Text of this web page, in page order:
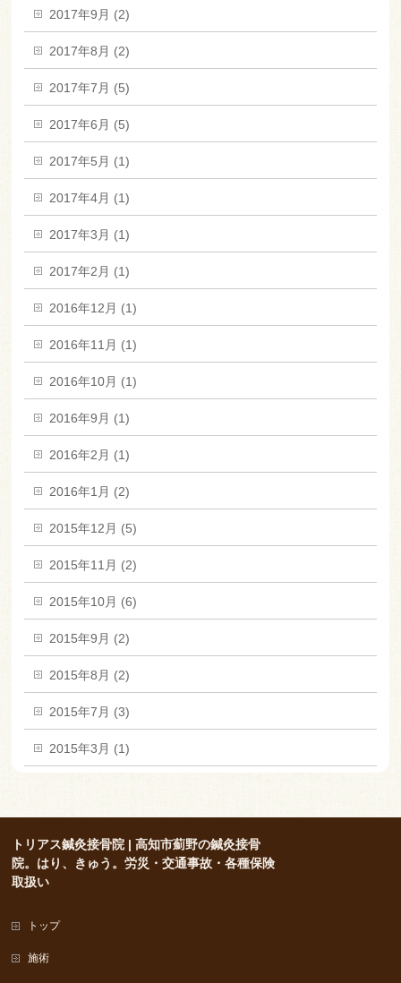
2017年9月 (2)
2017年8月 (2)
2017年7月 (5)
2017年6月 (5)
2017年5月 (1)
2017年4月 (1)
2017年3月 (1)
2017年2月 (1)
2016年12月 (1)
2016年11月 (1)
2016年10月 (1)
2016年9月 (1)
2016年2月 (1)
2016年1月 (2)
2015年12月 (5)
2015年11月 (2)
2015年10月 (6)
2015年9月 (2)
2015年8月 (2)
2015年7月 (3)
2015年3月 (1)
トリアス鍼灸接骨院 | 高知市薊野の鍼灸接骨
院。はり、きゅう。労災・交通事故・各種保険
取扱い
トップ
施術